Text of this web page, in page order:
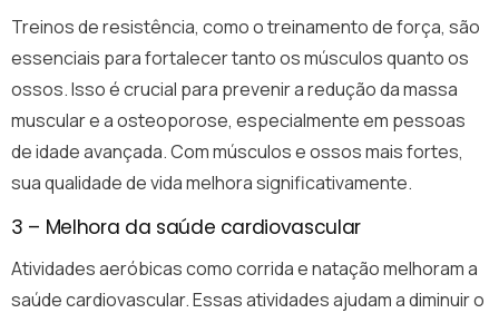
Treinos de resistência, como o treinamento de força, são
essenciais para fortalecer tanto os músculos quanto os
ossos. Isso é crucial para prevenir a redução da massa
muscular e a osteoporose, especialmente em pessoas
de idade avançada. Com músculos e ossos mais fortes,
sua qualidade de vida melhora significativamente.
3 – Melhora da saúde cardiovascular
Atividades aeróbicas como corrida e natação melhoram a
saúde cardiovascular. Essas atividades ajudam a diminuir o